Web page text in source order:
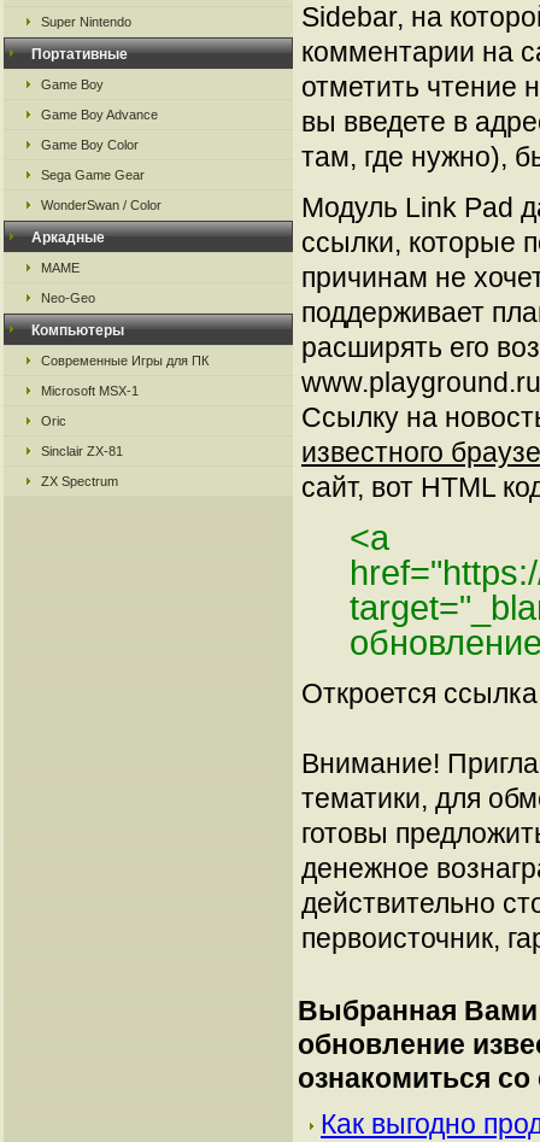
Super Nintendo
Портативные
Game Boy
Game Boy Advance
Game Boy Color
Sega Game Gear
WonderSwan / Color
Аркадные
MAME
Neo-Geo
Компьютеры
Современные Игры для ПК
Microsoft MSX-1
Oric
Sinclair ZX-81
ZX Spectrum
Sidebar, на
комментарии на
отметить чтение
вы введете в
там, где нужно),
Модуль Link Pad
ссылки, которые
причинам не
поддерживает
расширять его
Ссылку на
известного
сайт, вот HTML
<a
Откроется
Внимание!
тематики, для
готовы
денежное
действительно
первоисточник,
Выбранная Вами
обновление
ознакомиться
Как выгодно